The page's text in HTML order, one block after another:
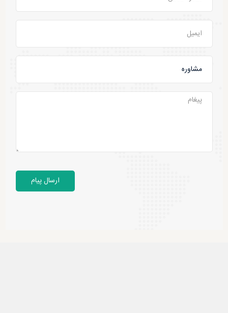
ارسال پیام